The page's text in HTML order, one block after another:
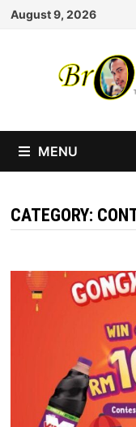
Skip
August 9, 2026
MENU
CATEGORY: